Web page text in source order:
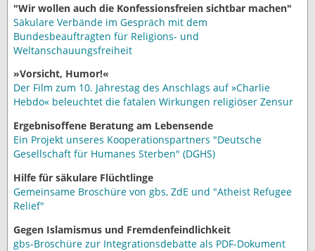
"Wir wollen auch die Konfessionsfreien sichtbar machen"
Säkulare Verbände im Gespräch mit dem
Bundesbeauftragten für Religions- und
Weltanschauungsfreiheit
»Vorsicht, Humor!«
Der Film zum 10. Jahrestag des Anschlags auf »Charlie
Hebdo« beleuchtet die fatalen Wirkungen religiöser Zensur
Ergebnisoffene Beratung am Lebensende
Ein Projekt unseres Kooperationspartners "Deutsche
Gesellschaft für Humanes Sterben" (DGHS)
Hilfe für säkulare Flüchtlinge
Gemeinsame Broschüre von gbs, ZdE und "Atheist Refugee
Relief"
Gegen Islamismus und Fremdenfeindlichkeit
gbs-Broschüre zur Integrationsdebatte als PDF-Dokument